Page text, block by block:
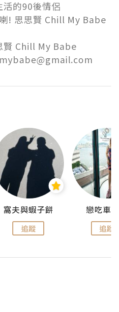
活的90後情侶
! 思思賢 Chill My Babe
Chill My Babe
窩夫與蝦子餅
追蹤
戀吃車
追蹤